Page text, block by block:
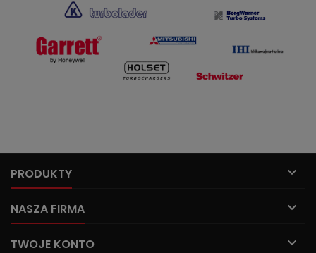
PRODUKTY 
NASZA FIRMA 
TWOJE KONTO 